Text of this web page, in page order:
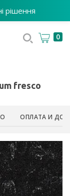
рішення
0
fresco
ОПЛАТА И